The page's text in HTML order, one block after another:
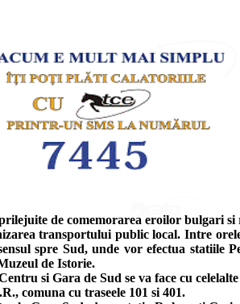
de comemorarea eroilor bulgari
transportului public local. Intre
spre Sud, unde vor efectua statiile
de Istorie.
si Gara de Sud se va face cu
comuna cu traseele 101 si 401.